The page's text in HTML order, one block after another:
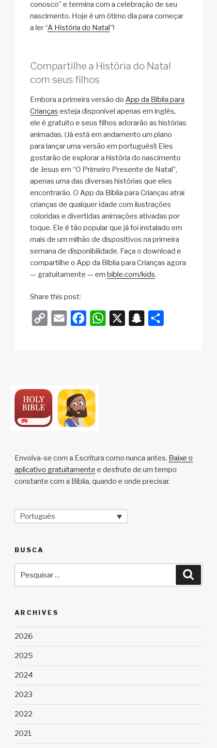
conosco” e termina com a celebração de seu
nascimento. Hoje é um ótimo dia para começar
a ler “A História do Natal”!
Compartilhe a História do Natal
com seus filhos
Embora a primeira versão do App da Bíblia para
Crianças esteja disponível apenas em inglês,
ele é gratuito e seus filhos adorarão as histórias
animadas. (Já está em andamento um plano
para lançar uma versão em português!) Eles
gostarão de explorar a história do nascimento
de Jesus em “O Primeiro Presente de Natal”,
apenas uma das diversas histórias que eles
encontrarão. O App da Bíblia para Crianças atrai
crianças de qualquer idade com ilustrações
coloridas e divertidas animações ativadas por
toque. Ele é tão popular que já foi instalado em
mais de um milhão de dispositivos na primeira
semana de disponibilidade. Faça o download e
compartilhe o App da Bíblia para Crianças agora
— gratuitamente — em bible.com/kids.
Share this post:
C
n
k
E
F
o
o
k
W X
S
Envolva-se com a Escritura como nunca antes. Baixe o
aplicativo gratuitamente e desfrute de um tempo
constante com a Bíblia, quando e onde precisar.
Português
BUSCA
por:
ARCHIVES
2026
2025
2024
2023
2022
2021